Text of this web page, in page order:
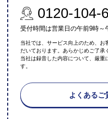
0120-104-
受付時間は営業日の午前9時～
当社では、サービス向上のため、お
だいております。あらかじめご了承
当社は録音した内容について、厳重
す。
よくあるご